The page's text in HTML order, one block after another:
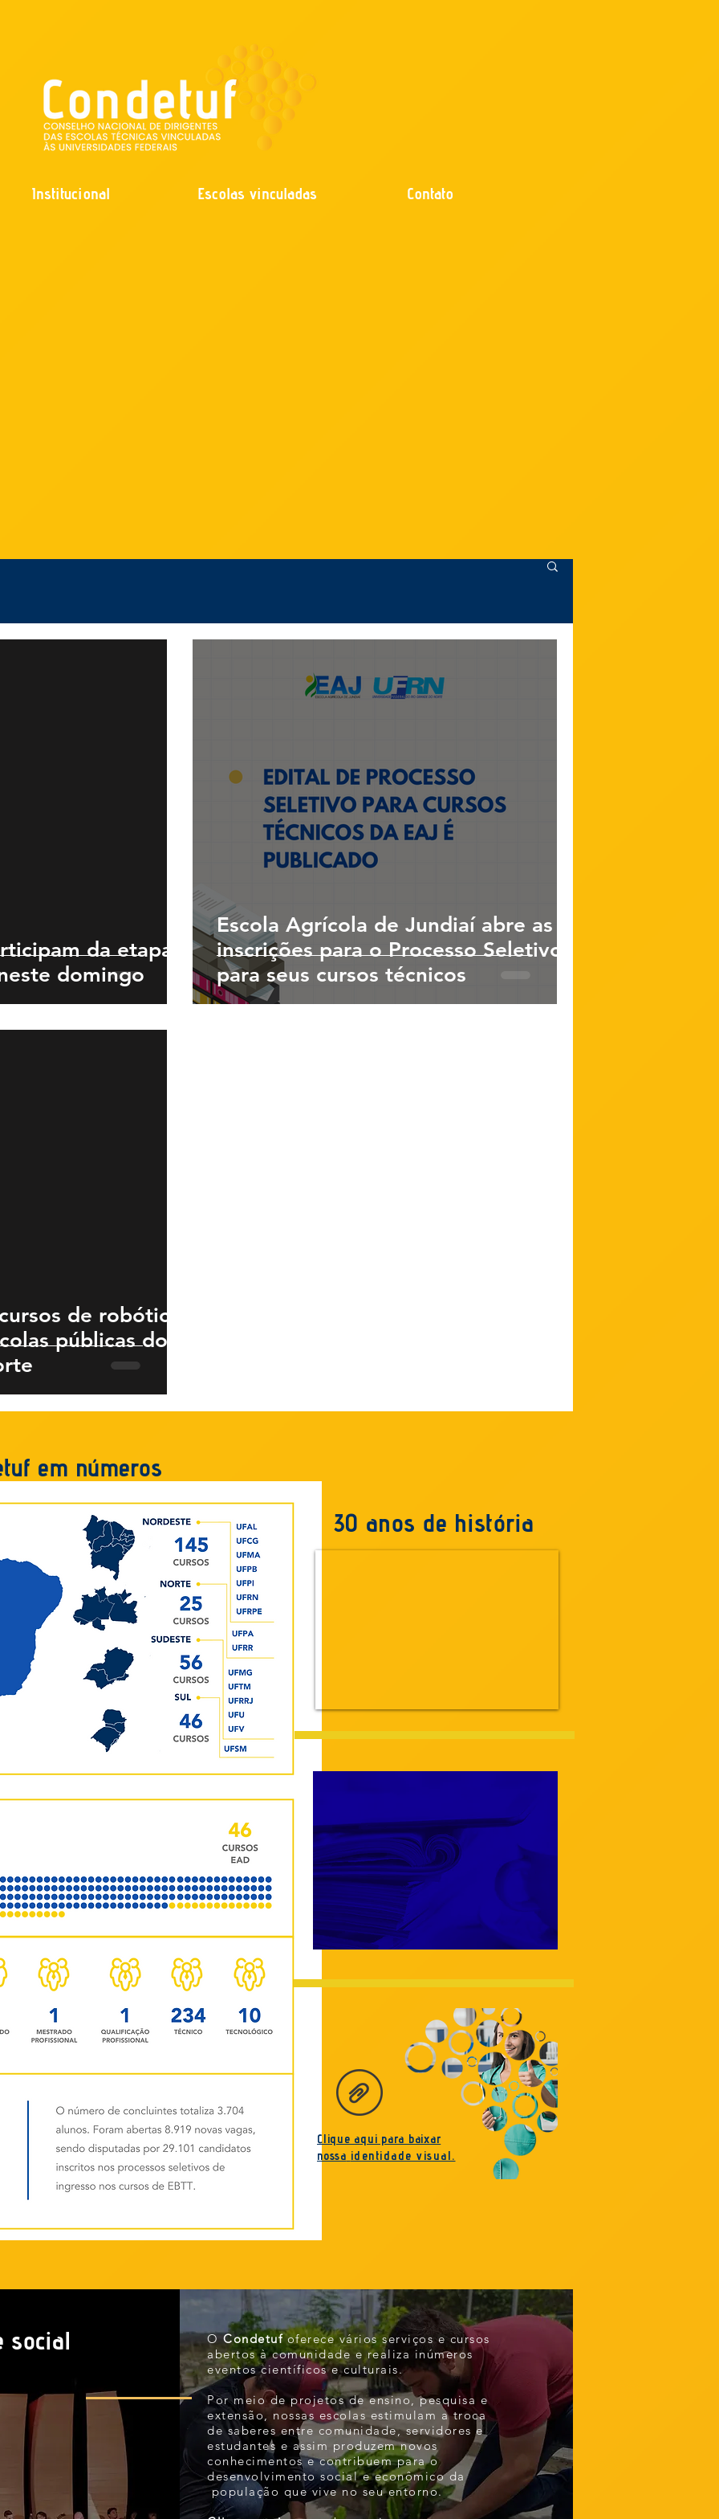
Institucional Escolas vinculadas Contato
da etapa
domingo
Escola Agrícola de Jundiaí abre as
inscrições para o Processo Seletivo
para seus cursos técnicos
de robótica
públicas do
em números
30 anos de história
Clique aqui para baixar
nossa identidade visual .
social OCondetufoferece vários serviços e cursos
abertos à comunidade e realiza inúmeros
eventos científicos e culturais.
Por meio de projetos de ensino, pesquisa e
extensão, nossas escolas estimulam a troca
de saberes entre comunidade, servidores e
estudantes e assim produzem novos
conhecimentos e contribuem para o
desenvolvimento social e econômico da
população que vive no seu entorno.